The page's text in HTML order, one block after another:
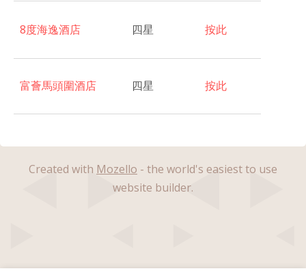
8度海逸酒店 四星 按此
富薈馬頭圍酒店 四星 按此
Created with Mozello - the world's easiest to use
website builder.